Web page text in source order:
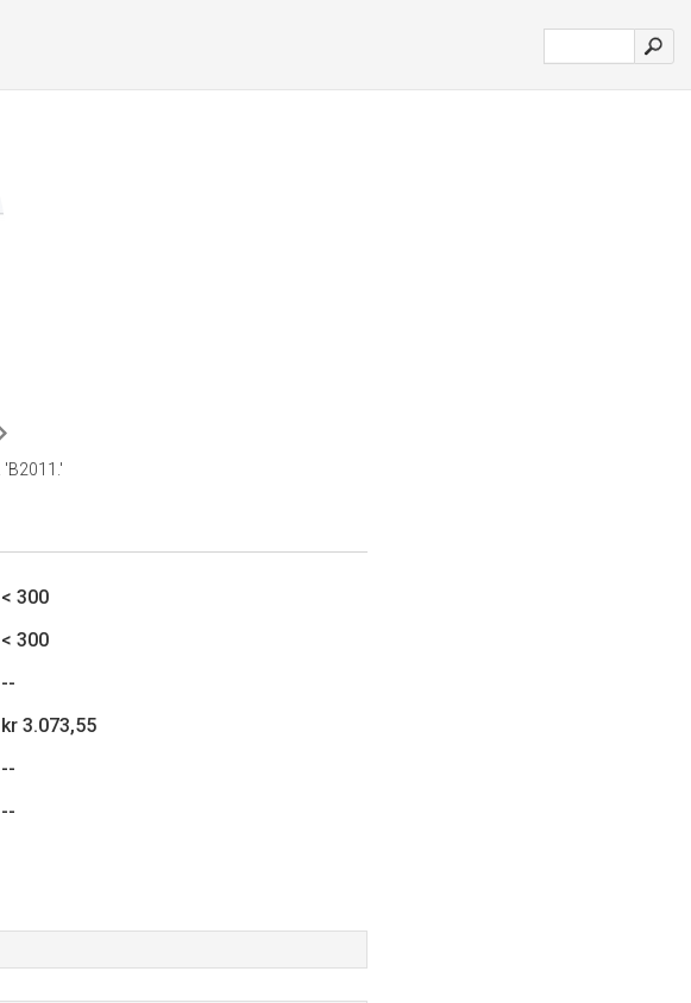
'B2011.'
< 300
< 300
--
kr 3.073,55
--
--